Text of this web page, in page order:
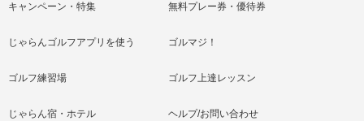
キャンペーン・特集 無料プレー券・優待券
じゃらんゴルフアプリを使う ゴルマジ！
ゴルフ練習場 ゴルフ上達レッスン
じゃらん宿・ホテル ヘルプ/お問い合わせ